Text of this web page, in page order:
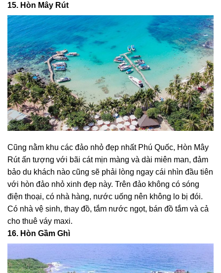
15. Hòn Mây Rút
Cũng nằm khu các đảo nhỏ đẹp nhất Phú Quốc, Hòn Mây
Rút ấn tượng với bãi cát mịn màng và dài miên man, đảm
bảo du khách nào cũng sẽ phải lòng ngay cái nhìn đầu tiên
với hòn đảo nhỏ xinh đẹp này. Trên đảo không có sóng
điện thoại, có nhà hàng, nước uống nên không lo bị đói.
Có nhà vệ sinh, thay đồ, tắm nước ngọt, bán đồ tắm và cả
cho thuê váy maxi.
16. Hòn Gầm Ghì